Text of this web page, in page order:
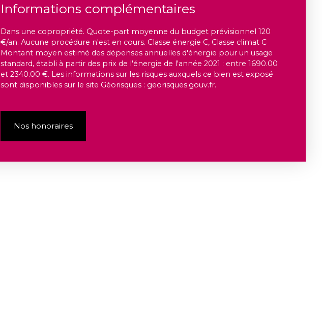
Informations complémentaires
Dans une copropriété. Quote-part moyenne du budget prévisionnel 120
€/an. Aucune procédure n'est en cours. Classe énergie C, Classe climat C
Montant moyen estimé des dépenses annuelles d'énergie pour un usage
standard, établi à partir des prix de l'énergie de l'année 2021 : entre 1690.00
et 2340.00 €. Les informations sur les risques auxquels ce bien est exposé
sont disponibles sur le site Géorisques : georisques.gouv.fr.
Nos honoraires